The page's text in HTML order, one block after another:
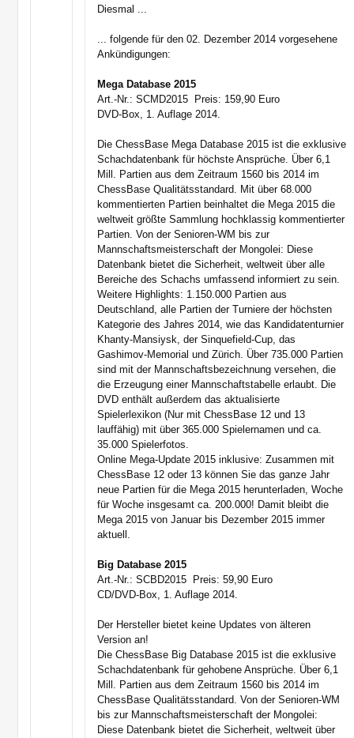
Diesmal ...
... folgende für den 02. Dezember 2014 vorgesehene
Ankündigungen:
Mega Database 2015
Art.-Nr.: SCMD2015  Preis: 159,90 Euro
DVD-Box, 1. Auflage 2014.
Die ChessBase Mega Database 2015 ist die exklusive
Schachdatenbank für höchste Ansprüche. Über 6,1
Mill. Partien aus dem Zeitraum 1560 bis 2014 im
ChessBase Qualitätsstandard. Mit über 68.000
kommentierten Partien beinhaltet die Mega 2015 die
weltweit größte Sammlung hochklassig kommentierter
Partien. Von der Senioren-WM bis zur
Mannschaftsmeisterschaft der Mongolei: Diese
Datenbank bietet die Sicherheit, weltweit über alle
Bereiche des Schachs umfassend informiert zu sein.
Weitere Highlights: 1.150.000 Partien aus
Deutschland, alle Partien der Turniere der höchsten
Kategorie des Jahres 2014, wie das Kandidatenturnier
Khanty-Mansiysk, der Sinquefield-Cup, das
Gashimov-Memorial und Zürich. Über 735.000 Partien
sind mit der Mannschaftsbezeichnung versehen, die
die Erzeugung einer Mannschaftstabelle erlaubt. Die
DVD enthält außerdem das aktualisierte
Spielerlexikon (Nur mit ChessBase 12 und 13
lauffähig) mit über 365.000 Spielernamen und ca.
35.000 Spielerfotos.
Online Mega-Update 2015 inklusive: Zusammen mit
ChessBase 12 oder 13 können Sie das ganze Jahr
neue Partien für die Mega 2015 herunterladen, Woche
für Woche insgesamt ca. 200.000! Damit bleibt die
Mega 2015 von Januar bis Dezember 2015 immer
aktuell.
Big Database 2015
Art.-Nr.: SCBD2015  Preis: 59,90 Euro
CD/DVD-Box, 1. Auflage 2014.
Der Hersteller bietet keine Updates von älteren
Version an!
Die ChessBase Big Database 2015 ist die exklusive
Schachdatenbank für gehobene Ansprüche. Über 6,1
Mill. Partien aus dem Zeitraum 1560 bis 2014 im
ChessBase Qualitätsstandard. Von der Senioren-WM
bis zur Mannschaftsmeisterschaft der Mongolei:
Diese Datenbank bietet die Sicherheit, weltweit über